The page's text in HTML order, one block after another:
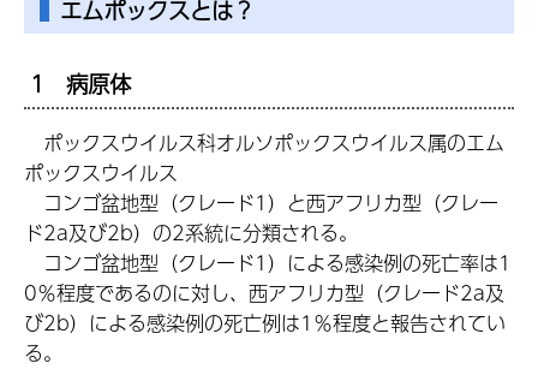
エムポックスとは？
1 病原体
ポックスウイルス科オルソポックスウイルス属のエム
ポックスウイルス
コンゴ盆地型（クレード1）と西アフリカ型（クレー
ド2a及び2b）の2系統に分類される。
コンゴ盆地型（クレード1）による感染例の死亡率は1
0％程度であるのに対し、西アフリカ型（クレード2a及
び2b）による感染例の死亡例は1％程度と報告されてい
る。